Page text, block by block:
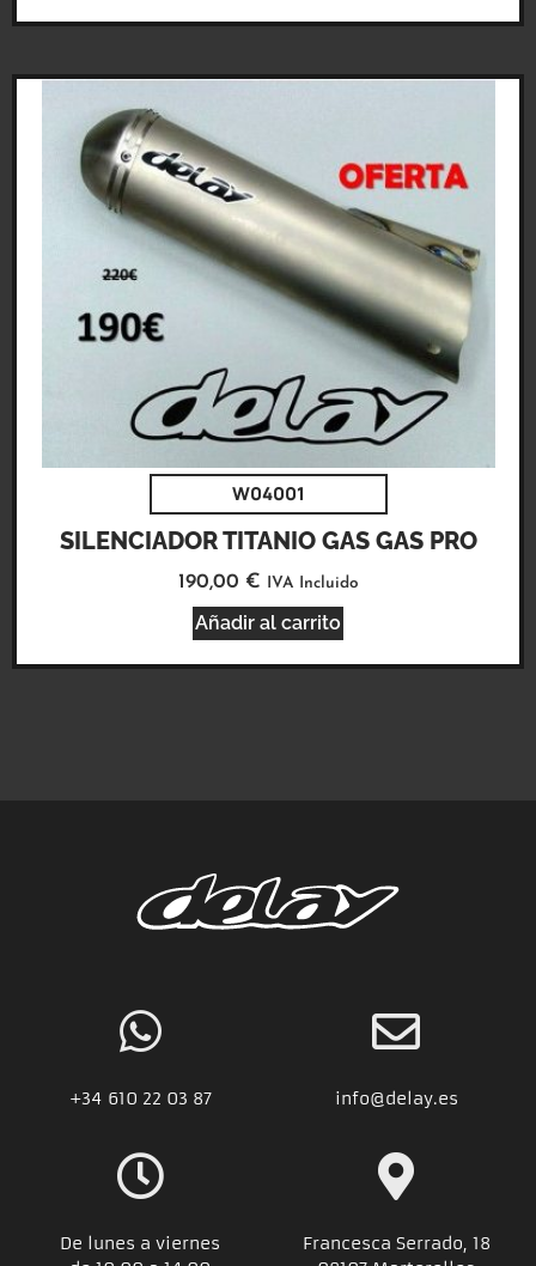
W04001
SILENCIADOR TITANIO GAS GAS PRO
190,00 € IVA Incluido
Añadir al carrito
+34 610 22 03 87 info@delay.es
De lunes a viernes
Francesca Serrado, 18